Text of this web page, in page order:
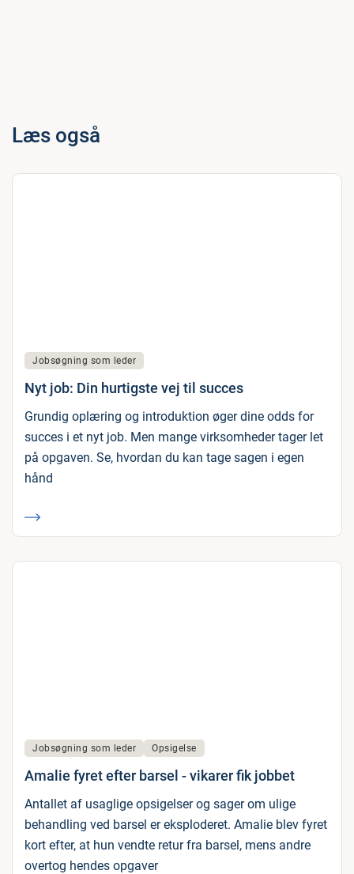
Læs også
Jobsøgning som leder
Nyt job: Din hurtigste vej til succes
Grundig oplæring og introduktion øger dine odds for
succes i et nyt job. Men mange virksomheder tager let
på opgaven. Se, hvordan du kan tage sagen i egen
hånd
Jobsøgning som leder Opsigelse
Amalie fyret efter barsel - vikarer fik jobbet
Antallet af usaglige opsigelser og sager om ulige
behandling ved barsel er eksploderet. Amalie blev fyret
kort efter, at hun vendte retur fra barsel, mens andre
overtog hendes opgaver